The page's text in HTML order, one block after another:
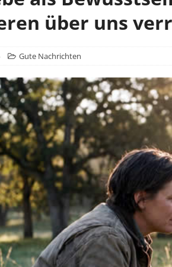
über uns
Gute Nachrichten